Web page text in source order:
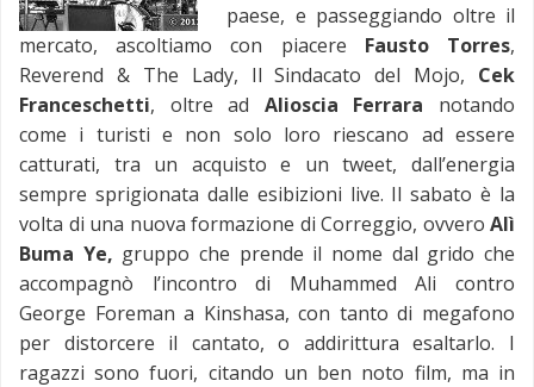
paese, e passeggiando oltre il
mercato, ascoltiamo con piacere Fausto Torres,
Reverend & The Lady, Il Sindacato del Mojo, Cek
Franceschetti, oltre ad Alioscia Ferrara notando
come i turisti e non solo loro riescano ad essere
catturati, tra un acquisto e un tweet, dall’energia
sempre sprigionata dalle esibizioni live. Il sabato è la
volta di una nuova formazione di Correggio, ovvero Alì
Buma Ye, gruppo che prende il nome dal grido che
accompagnò l’incontro di Muhammed Ali contro
George Foreman a Kinshasa, con tanto di megafono
per distorcere il cantato, o addirittura esaltarlo. I
ragazzi sono fuori, citando un ben noto film, ma in